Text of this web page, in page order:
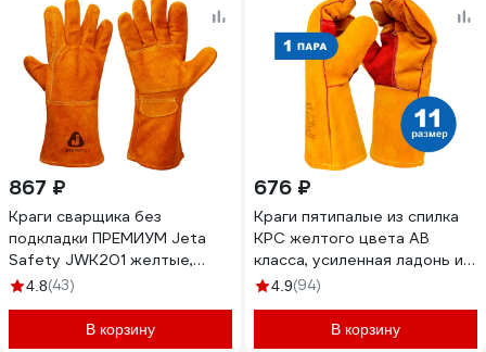
867 ₽
Краги сварщика без
подкладки ПРЕМИУМ Jeta
Safety JWK201 желтые,
р.10/XL JWK201-XL
4.8(43)
В корзину
676 ₽
Краги пятипалые из спилка
КРС желтого цвета АB
класса, усиленная ладонь и
большой палец красным
флисом, прошиты нитью
Kevlar, р. 11, 1 пара ARCTICUS
4.9(94)
В корзину